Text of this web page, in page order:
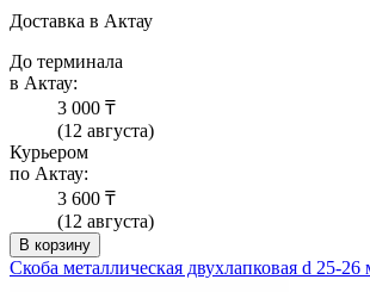
Доставка в Актау
До терминала
в Актау:
3 000 ₸
(12 августа)
Курьером
по Актау:
3 600 ₸
(12 августа)
В корзину
Скоба металлическая двухлапковая d 25-